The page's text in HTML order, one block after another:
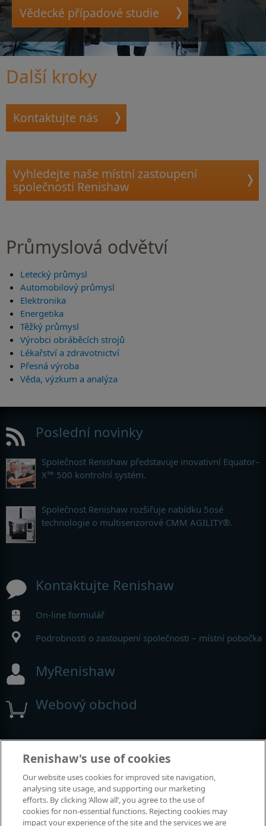
Vědecké případové studie
Další kroky
Kontaktujte nás
Vyhledejte naše místní zastoupení
společnosti Renishaw
Průmyslová odvětví
Letecký průmysl
Automobilový průmysl
Elektronika
Energetika
Těžký průmysl
Výrobci obráběcích strojů
Lékařství a zdravotnictví
Přesná výroba
Věda, výzkum a analýza
Poslední novinky
Společnost Renishaw představuje inovativní Equator–
X™ 500 kontrolní systém.
Společnost Renishaw rozšiřuje nabídku 5osé
technologie o multisenzorové CMM AGILITY®.
Kontaktujte Renishaw
On-line formulář
Podrobnosti o zastoupení společnosti – místní pobočka
MyRenishaw
Webový obchod
Výstavy a konference
Akce, kterých se účastníme
Renishaw's use of cookies
Our website uses cookies for improved site navigation,
analysing site usage, and supporting our marketing
efforts. By clicking ‘Allow all’, you agree to the use of
cookies for non-essential functions. Rejecting cookies may
impact your experience of the site and the services we are